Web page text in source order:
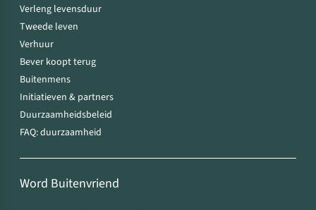
Verleng levensduur
Tweede leven
Verhuur
Bever koopt terug
Buitenmens
Initiatieven & partners
Duurzaamheidsbeleid
FAQ: duurzaamheid
Word Buitenvriend